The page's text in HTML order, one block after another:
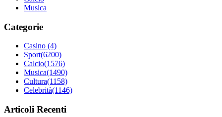
Musica
Categorie
Casino (4)
Sport(6200)
Calcio(1576)
Musica(1490)
Cultura(1158)
Celebrità(1146)
Articoli Recenti